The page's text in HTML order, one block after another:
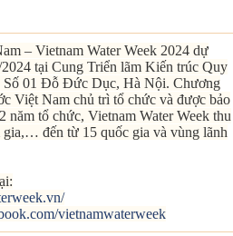
– Vietnam Water Week 2024 dự
tại Cung Triển lãm Kiến trúc Quy
Số 01 Đỗ Đức Dục, Hà Nội. Chương
Việt Nam chủ trì tổ chức và được bảo
tổ chức, Vietnam Water Week thu
đến từ 15 quốc gia và vùng lãnh
vietnamwaterweek